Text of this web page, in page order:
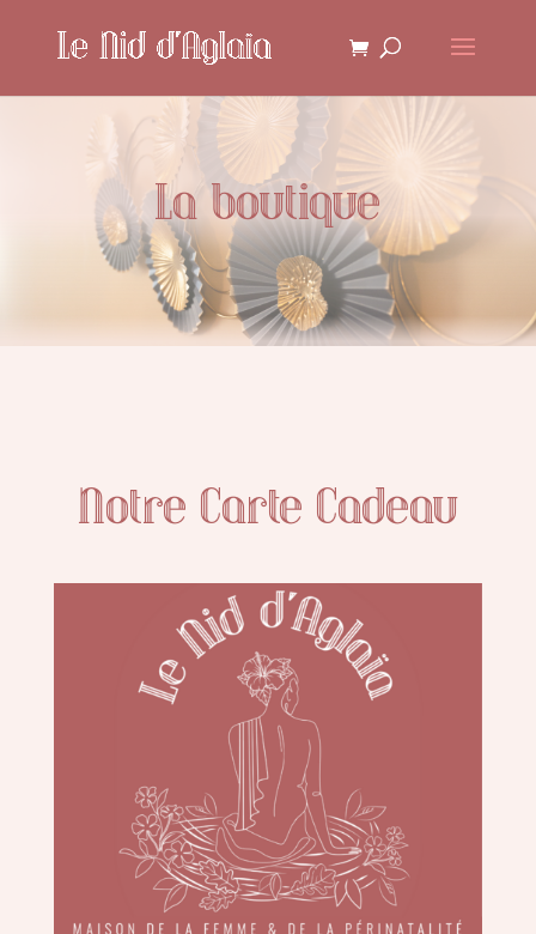
La boutique
Notre Carte Cadeau